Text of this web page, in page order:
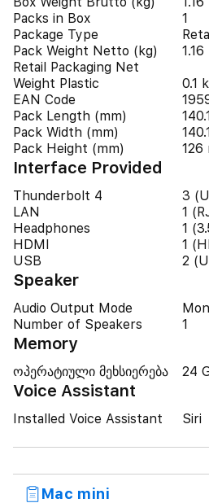
Packs in Box
1
Package Type
Pack Weight Netto (kg)
1.16
Retail Packaging Net
Weight Plastic
0.1
EAN Code
Pack Length (mm)
Pack Width (mm)
Pack Height (mm)
126
Interface Provided
Thunderbolt 4
3
LAN
1
Headphones
1
HDMI
1
USB
2
Speaker
Audio Output Mode
Number of Speakers
1
Memory
ოპერატიული მეხსიერება 24
Voice Assistant
Installed Voice Assistant Siri
Mac mini